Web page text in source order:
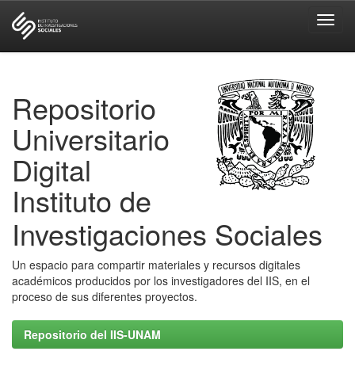
Repositorio
Universitario
Digital
Instituto de
Investigaciones Sociales
Un espacio para compartir materiales y recursos digitales
académicos producidos por los investigadores del IIS, en el
proceso de sus diferentes proyectos.
Repositorio del IIS-UNAM